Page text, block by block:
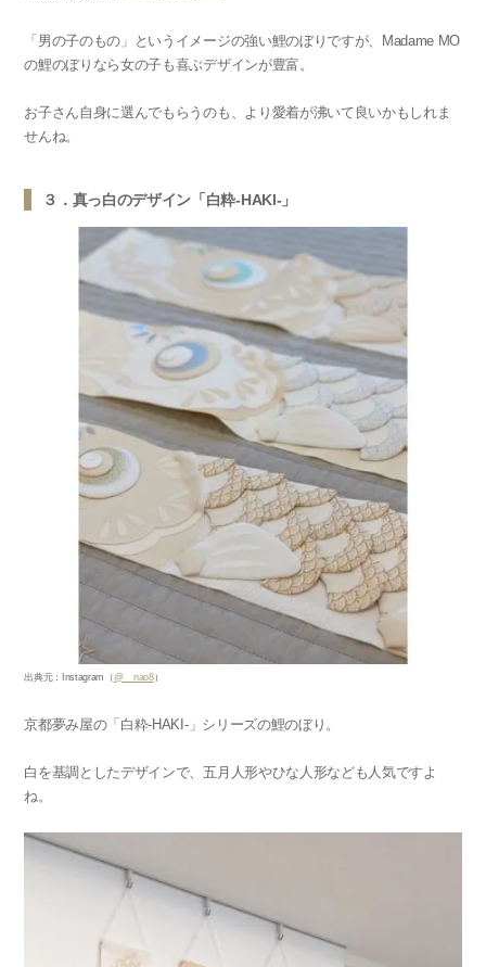
「男の子のもの」というイメージの強い鯉のぼりですが、Madame MO
の鯉のぼりなら女の子も喜ぶデザインが豊富。
お子さん自身に選んでもらうのも、より愛着が沸いて良いかもしれま
せんね。
３．真っ白のデザイン「白粋-HAKI-」
出典元：Instagram（@__nao8）
京都夢み屋の「白粋-HAKI-」シリーズの鯉のぼり。
白を基調としたデザインで、五月人形やひな人形なども人気ですよ
ね。